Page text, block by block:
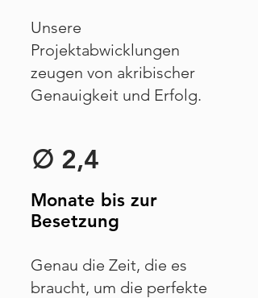
Unsere
Projektabwicklungen
zeugen von akribischer
Genauigkeit und Erfolg.
∅ 2,4
Monate bis zur
Besetzung
Genau die Zeit, die es
braucht, um die perfekte